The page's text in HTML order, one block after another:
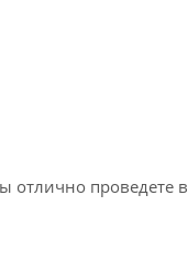
проведете